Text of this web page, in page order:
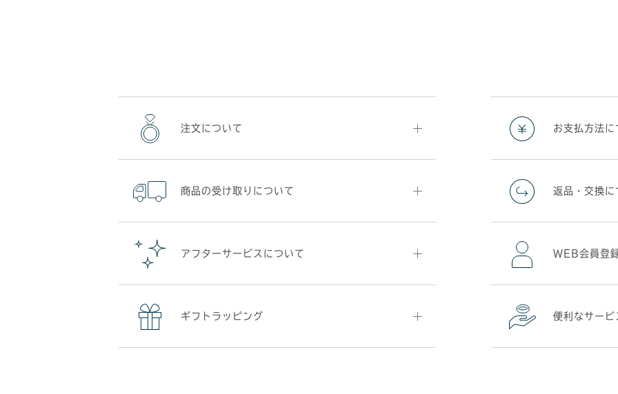
注文について
商品の受け取りについて
アフターサービスについて
ギフトラッピング
お支払方法に
返品・交換に
WEB会員登
便利なサービ